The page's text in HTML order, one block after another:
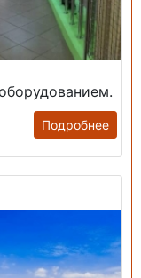
Подробнее